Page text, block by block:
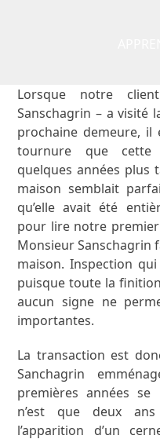
Lorsque notre
Sanschagrin – a visité
prochaine demeure,
tournure que cette
quelques années plus
maison semblait
qu’elle avait été
pour lire notre
Monsieur Sanschagrin
maison. Inspection
puisque toute la
aucun signe ne
importantes.
La transaction est
Sanchagrin
premières années se
n’est que deux
l’apparition d’un